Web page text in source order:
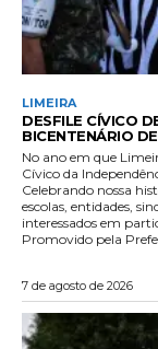
LIMEIRA
DESFILE CÍVICO
BICENTENÁRIO
No ano em que
Cívico da
Celebrando nossa
escolas, entidades,
interessados em
Promovido pela
7 de agosto de 2026